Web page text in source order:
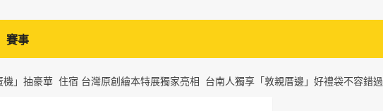
賽事
」抽豪華 住宿 台灣原創繪本特展獨家亮相 台南人獨享「敦親厝邊」好禮袋不容錯過